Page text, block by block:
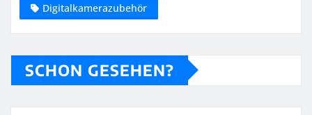
Digitalkamerazubehör
SCHON GESEHEN?